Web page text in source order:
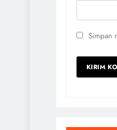
Simpan